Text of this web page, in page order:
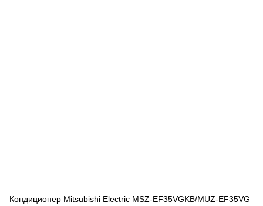
Кондиционер Mitsubishi Electric MSZ-EF35VGKB/MUZ-EF35VG